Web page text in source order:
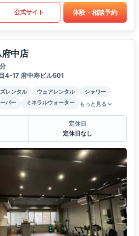
公式サイト 体験・相談予約
府中店
4-17 府中寿ビル501
レンタル ウェアレンタル
シャワー
バー ミネラルウォーター もっと見る
定休日
定休日なし